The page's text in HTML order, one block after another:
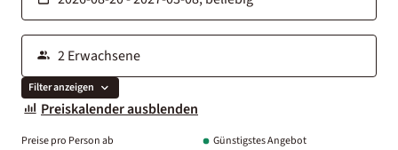
Filter anzeigen
Preiskalender ausblenden
Preise pro Person ab Günstigstes Angebot